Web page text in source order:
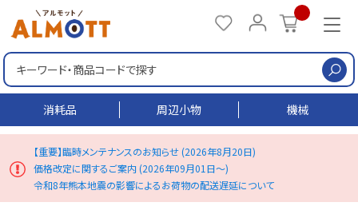
消耗品 周辺小物 機械
【重要】臨時メンテナンスのお知らせ (2026年8月20日)
価格改定に関するご案内 (2026年09月01日～)
令和8年熊本地震の影響によるお荷物の配送遅延について